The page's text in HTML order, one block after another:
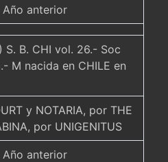
Año anterior
S. B. CHI vol. 26.- Soc
M nacida en CHILE en
y NOTARIA, por THE
por UNIGENITUS
Año anterior